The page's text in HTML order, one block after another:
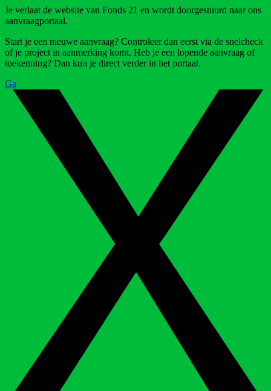
Je verlaat de website van Fonds 21 en wordt doorgestuurd naar ons
aanvraagportaal.
Start je een nieuwe aanvraag? Controleer dan eerst via de snelcheck
of je project in aanmerking komt. Heb je een lopende aanvraag of
toekenning? Dan kun je direct verder in het portaal.
Ga